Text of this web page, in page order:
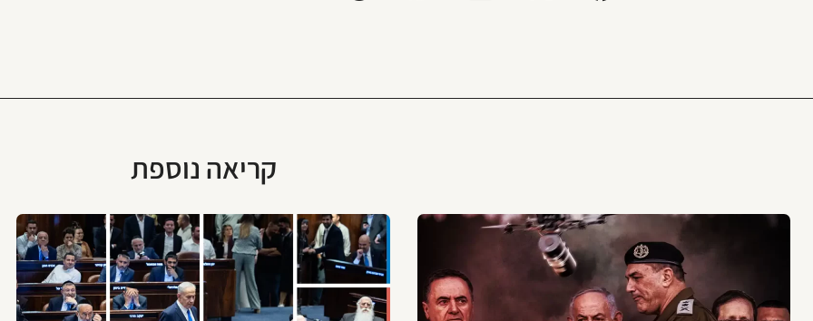
קריאה נוספת